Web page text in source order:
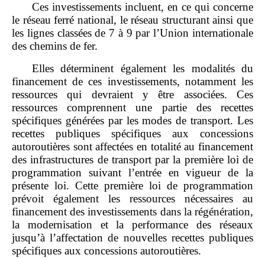
Ces investissements incluent, en ce qui concerne
le réseau ferré national, le réseau structurant ainsi que
les lignes classées de 7 à 9 par l’Union internationale
des chemins de fer.
Elles déterminent également les modalités du
financement de ces investissements, notamment les
ressources qui devraient y être associées. Ces
ressources comprennent une partie des recettes
spécifiques générées par les modes de transport. Les
recettes publiques spécifiques aux concessions
autoroutières sont affectées en totalité au financement
des infrastructures de transport par la première loi de
programmation suivant l’entrée en vigueur de la
présente loi. Cette première loi de programmation
prévoit également les ressources nécessaires au
financement des investissements dans la régénération,
la modernisation et la performance des réseaux
jusqu’à l’affectation de nouvelles recettes publiques
spécifiques aux concessions autoroutières.